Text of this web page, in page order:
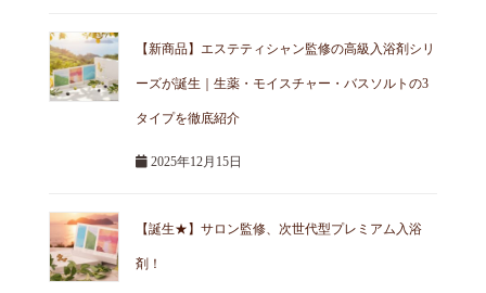
【新商品】エステティシャン監修の高級入浴剤シリ
ーズが誕生｜生薬・モイスチャー・バスソルトの3
タイプを徹底紹介
2025年12月15日
【誕生★】サロン監修、次世代型プレミアム入浴
剤！